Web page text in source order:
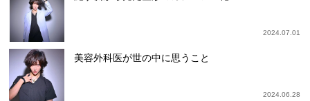
2024.07.01
美容外科医が世の中に思うこと
2024.06.28